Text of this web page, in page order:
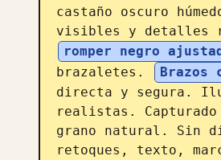
castaño oscuro
visibles y detalles
romper negro
brazaletes.
Brazos
directa y segura.
realistas.
grano natural. Sin
retoques, texto,